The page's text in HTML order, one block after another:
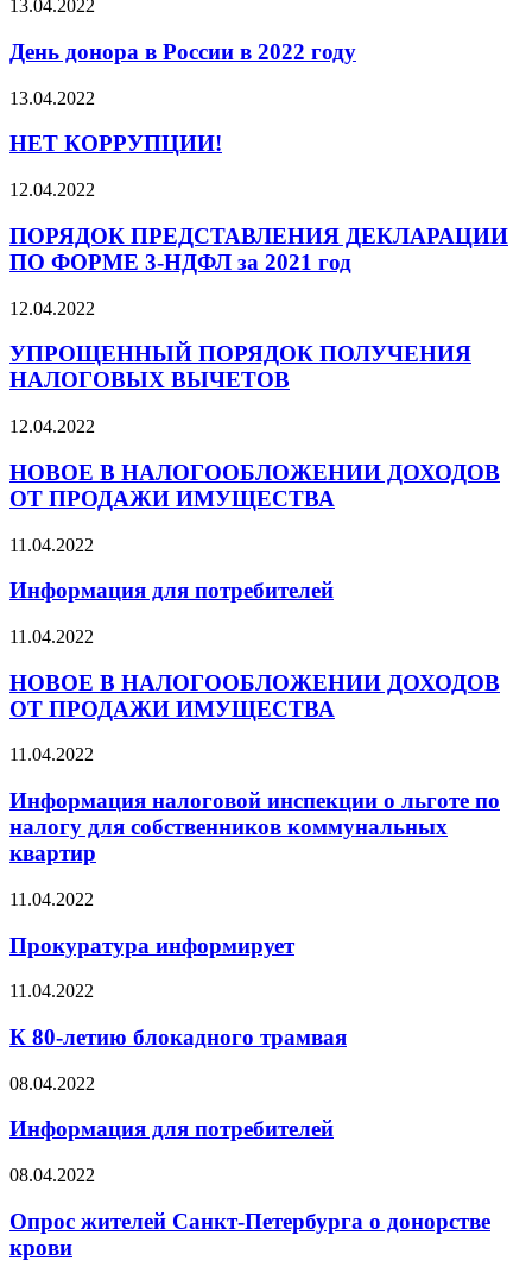
13.04.2022
День донора в России в 2022 году
13.04.2022
НЕТ КОРРУПЦИИ!
12.04.2022
ПОРЯДОК ПРЕДСТАВЛЕНИЯ ДЕКЛАРАЦИИ
ПО ФОРМЕ 3-НДФЛ за 2021 год
12.04.2022
УПРОЩЕННЫЙ ПОРЯДОК ПОЛУЧЕНИЯ
НАЛОГОВЫХ ВЫЧЕТОВ
12.04.2022
НОВОЕ В НАЛОГООБЛОЖЕНИИ ДОХОДОВ
ОТ ПРОДАЖИ ИМУЩЕСТВА
11.04.2022
Информация для потребителей
11.04.2022
НОВОЕ В НАЛОГООБЛОЖЕНИИ ДОХОДОВ
ОТ ПРОДАЖИ ИМУЩЕСТВА
11.04.2022
Информация налоговой инспекции о льготе по
налогу для собственников коммунальных
квартир
11.04.2022
Прокуратура информирует
11.04.2022
К 80-летию блокадного трамвая
08.04.2022
Информация для потребителей
08.04.2022
Опрос жителей Санкт-Петербурга о донорстве
крови